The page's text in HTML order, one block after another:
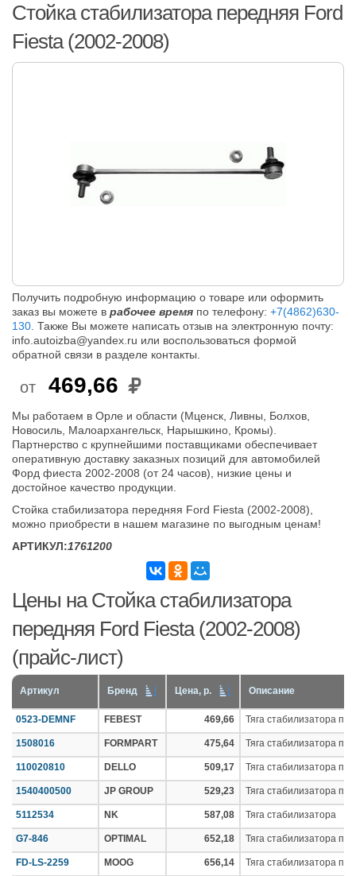
Стойка стабилизатора передняя Ford
Fiesta (2002-2008)
Получить подробную информацию о товаре или оформить
заказ вы можете в рабочее время по телефону: +7(4862)630-
130 . Также Вы можете написать отзыв на электронную почту:
info.autoizba@yandex.ru или воспользоваться формой
обратной связи в разделе контакты.
от 469,66
Мы работаем в Орле и области (Мценск, Ливны, Болхов,
Новосиль, Малоархангельск, Нарышкино, Кромы).
Партнерство с крупнейшими поставщиками обеспечивает
оперативную доставку заказных позиций для автомобилей
Форд фиеста 2002-2008 (от 24 часов), низкие цены и
достойное качество продукции.
Стойка стабилизатора передняя Ford Fiesta (2002-2008),
можно приобрести в нашем магазине по выгодным ценам!
АРТИКУЛ:1761200
Цены на Стойка стабилизатора
передняя Ford Fiesta (2002-2008)
(прайс-лист)
Артикул Бренд Цена, р. Описание
0523-DEMNF FEBEST 469,66 Тяга стабилизатора
1508016 FORMPART 475,64 Тяга стабилизатора
110020810 DELLO 509,17 Тяга стабилизатора
1540400500 JP GROUP 529,23 Тяга стабилизатора
5112534 NK 587,08 Тяга стабилизатора
G7-846 OPTIMAL 652,18 Тяга стабилизатора
FD-LS-2259 MOOG 656,14 Тяга стабилизатора